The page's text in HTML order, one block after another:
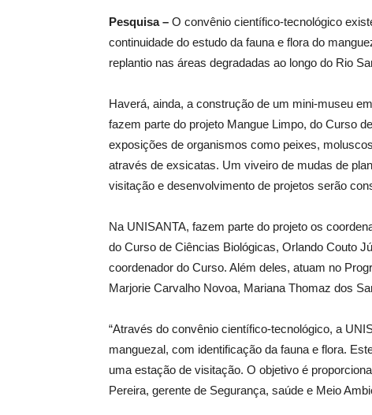
Pesquisa – O convênio científico-tecnológico
continuidade do estudo da fauna e flora do
replantio nas áreas degradadas ao longo do Rio
Haverá, ainda, a construção de um mini-museu
fazem parte do projeto Mangue Limpo, do Curso
exposições de organismos como peixes,
através de exsicatas. Um viveiro de mudas de
visitação e desenvolvimento de projetos serão
Na UNISANTA, fazem parte do projeto os
do Curso de Ciências Biológicas, Orlando Couto
coordenador do Curso. Além deles, atuam no
Marjorie Carvalho Novoa, Mariana Thomaz dos
“Através do convênio científico-tecnológico, a
manguezal, com identificação da fauna e flora.
uma estação de visitação. O objetivo é
Pereira, gerente de Segurança, saúde e Meio